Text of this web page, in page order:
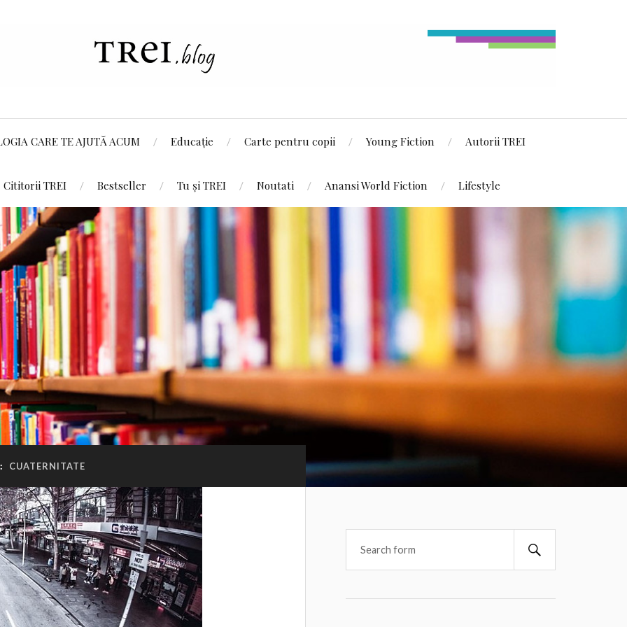
CARE TE AJUTĂ ACUM Educație Carte pentru copii Young Fiction Autorii TREI
Cititorii TREI Bestseller Tu și TREI Noutati Anansi World Fiction Lifestyle
CUATERNITATE